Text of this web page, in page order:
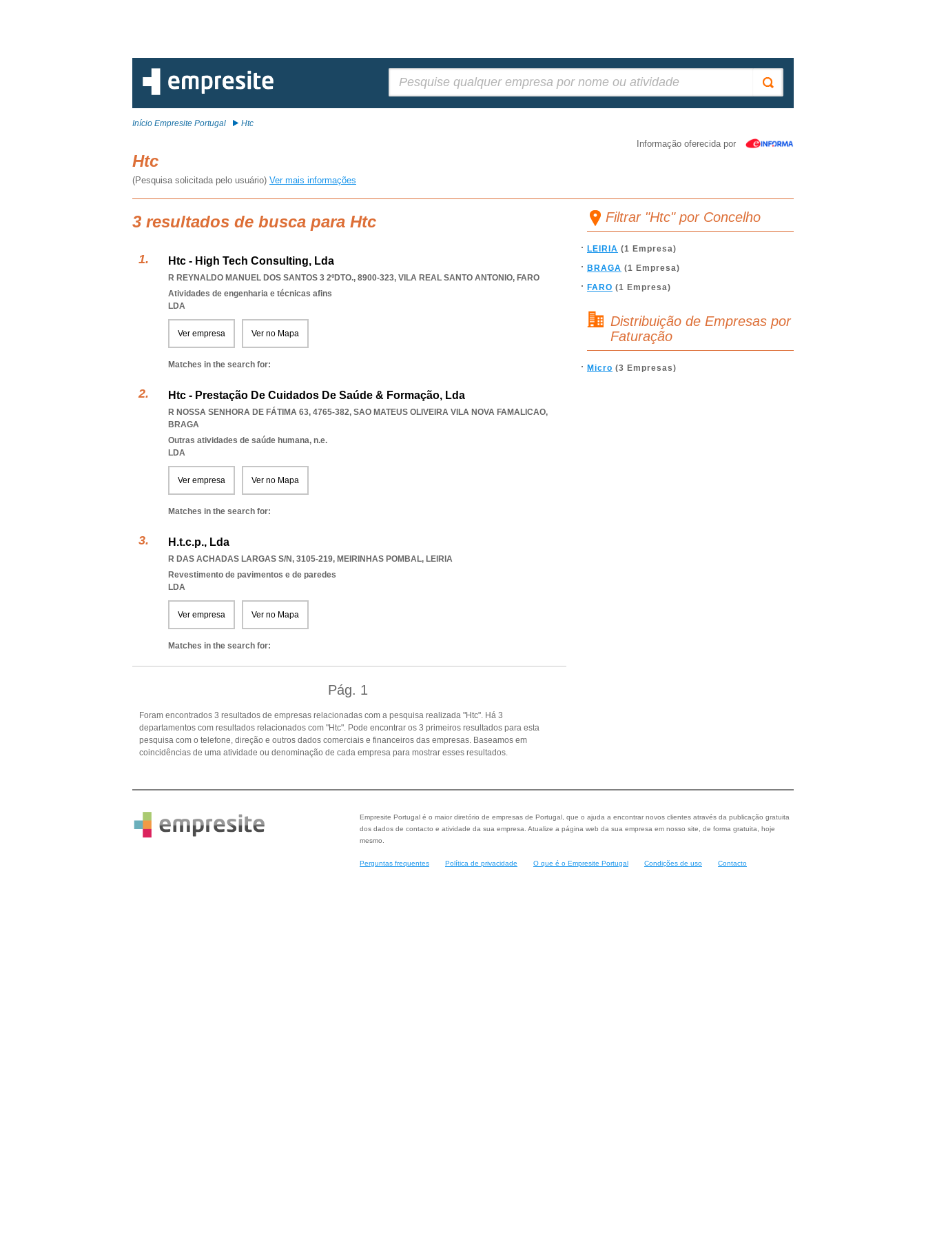
Início Empresite Portugal Htc
Informação oferecida por
Htc
(Pesquisa solicitada pelo usuário) Ver mais informações
3 resultados de busca para Htc
Htc - High Tech Consulting, Lda
R REYNALDO MANUEL DOS SANTOS 3 2ºDTO., 8900-323, VILA REAL SANTO ANTONIO, FARO
Atividades de engenharia e técnicas afins
LDA
Ver empresa Ver no Mapa
Matches in the search for:
Htc - Prestação De Cuidados De Saúde & Formação, Lda
R NOSSA SENHORA DE FÁTIMA 63, 4765-382, SAO MATEUS OLIVEIRA VILA NOVA FAMALICAO,
BRAGA
Outras atividades de saúde humana, n.e.
LDA
Ver empresa Ver no Mapa
Matches in the search for:
H.t.c.p., Lda
R DAS ACHADAS LARGAS S/N, 3105-219, MEIRINHAS POMBAL, LEIRIA
Revestimento de pavimentos e de paredes
LDA
Ver empresa Ver no Mapa
Matches in the search for:
Pág. 1
Foram encontrados 3 resultados de empresas relacionadas com a pesquisa realizada "Htc". Há 3
departamentos com resultados relacionados com "Htc". Pode encontrar os 3 primeiros resultados para esta
pesquisa com o telefone, direção e outros dados comerciais e financeiros das empresas. Baseamos em
coincidências de uma atividade ou denominação de cada empresa para mostrar esses resultados.
Filtrar "Htc" por Concelho
LEIRIA (1 Empresa)
BRAGA (1 Empresa)
FARO (1 Empresa)
Distribuição de Empresas por
Faturação
Micro (3 Empresas)
Empresite Portugal é o maior diretório de empresas de Portugal, que o ajuda a encontrar novos clientes através da publicação gratuita
dos dados de contacto e atividade da sua empresa. Atualize a página web da sua empresa em nosso site, de forma gratuita, hoje
mesmo.
Perguntas frequentes Política de privacidade O que é o Empresite Portugal Condições de uso Contacto